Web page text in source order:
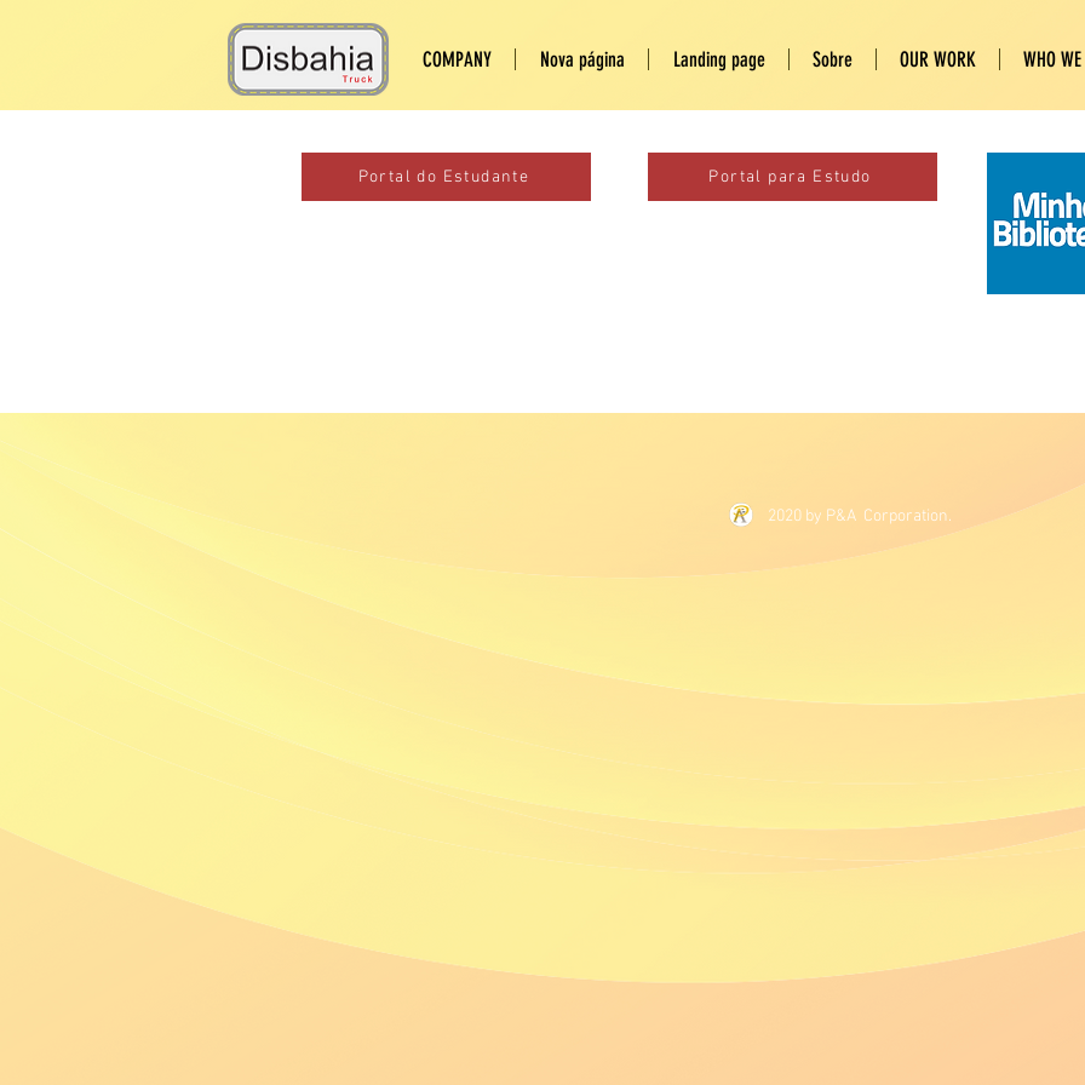
COMPANY Nova página Landing page Sobre OUR WORK WHO
Portal do Estudante Portal para Estudo
2020 by P&A Corporation.